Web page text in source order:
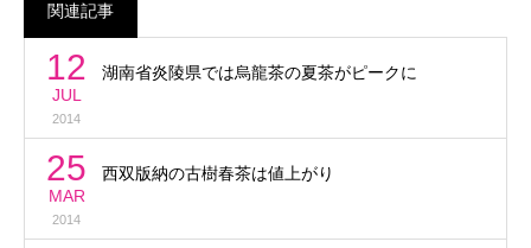
関連記事
12
JUL
2014
湖南省炎陵県では烏龍茶の夏茶がピークに
25
MAR
2014
西双版納の古樹春茶は値上がり